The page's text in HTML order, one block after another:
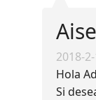
2018-
Hola
Si